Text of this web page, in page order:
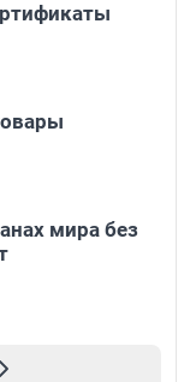
мира без